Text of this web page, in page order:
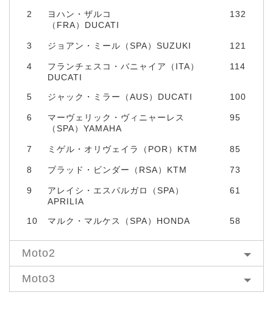
2
ヨハン・ザルコ
（FRA）DUCATI
132
3 ジョアン・ミール（SPA）SUZUKI 121
4
フランチェスコ・バニャイア（ITA）
DUCATI
114
5 ジャック・ミラー（AUS）DUCATI 100
6
マーヴェリック・ヴィニャーレス
（SPA）YAMAHA
95
7 ミゲル・オリヴェイラ（POR）KTM 85
8 ブラッド・ビンダー（RSA）KTM 73
9
アレイシ・エスパルガロ（SPA）
APRILIA
61
10 マルク・マルケス（SPA）HONDA 58
Moto2
Moto3